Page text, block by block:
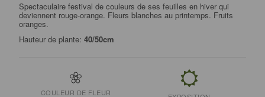
Spectaculaire festival de couleurs de ses feuilles en hiver qui
deviennent rouge-orange. Fleurs blanches au printemps. Fruits
oranges.
Hauteur de plante:40/50cm
COULEUR DE FLEUR